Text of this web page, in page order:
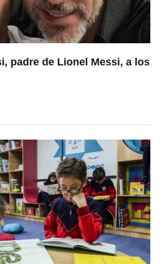
padre de Lionel Messi, a los